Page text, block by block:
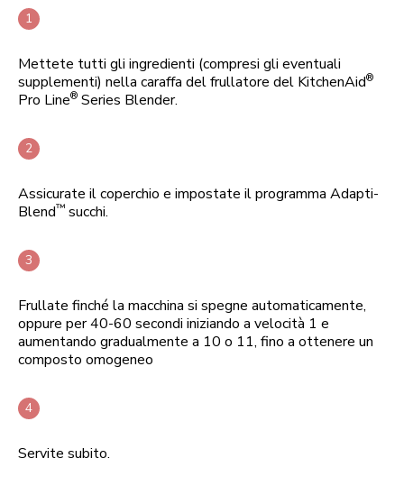
Mettete tutti gli ingredienti (compresi gli eventuali
supplementi) nella caraffa del frullatore del KitchenAid®
Pro Line® Series Blender.
Assicurate il coperchio e impostate il programma Adapti-
Blend™ succhi.
Frullate finché la macchina si spegne automaticamente,
oppure per 40-60 secondi iniziando a velocità 1 e
aumentando gradualmente a 10 o 11, fino a ottenere un
composto omogeneo
Servite subito.